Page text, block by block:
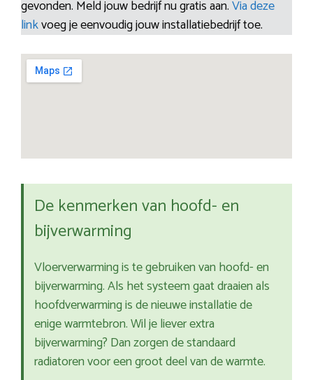
gevonden. Meld jouw bedrijf nu gratis aan.Via deze
linkvoeg je eenvoudig jouw installatiebedrijf toe.
De kenmerken van hoofd- en
bijverwarming
Vloerverwarming is te gebruiken van hoofd- en
bijverwarming. Als het systeem gaat draaien als
hoofdverwarming is de nieuwe installatie de
enige warmtebron. Wil je liever extra
bijverwarming? Dan zorgen de standaard
radiatoren voor een groot deel van de warmte.